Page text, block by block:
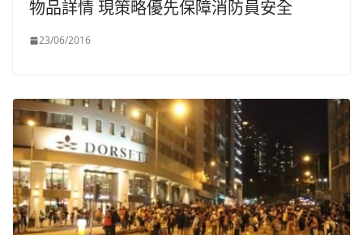
物品詳情 現策略優先保障消防員安全
23/06/2016